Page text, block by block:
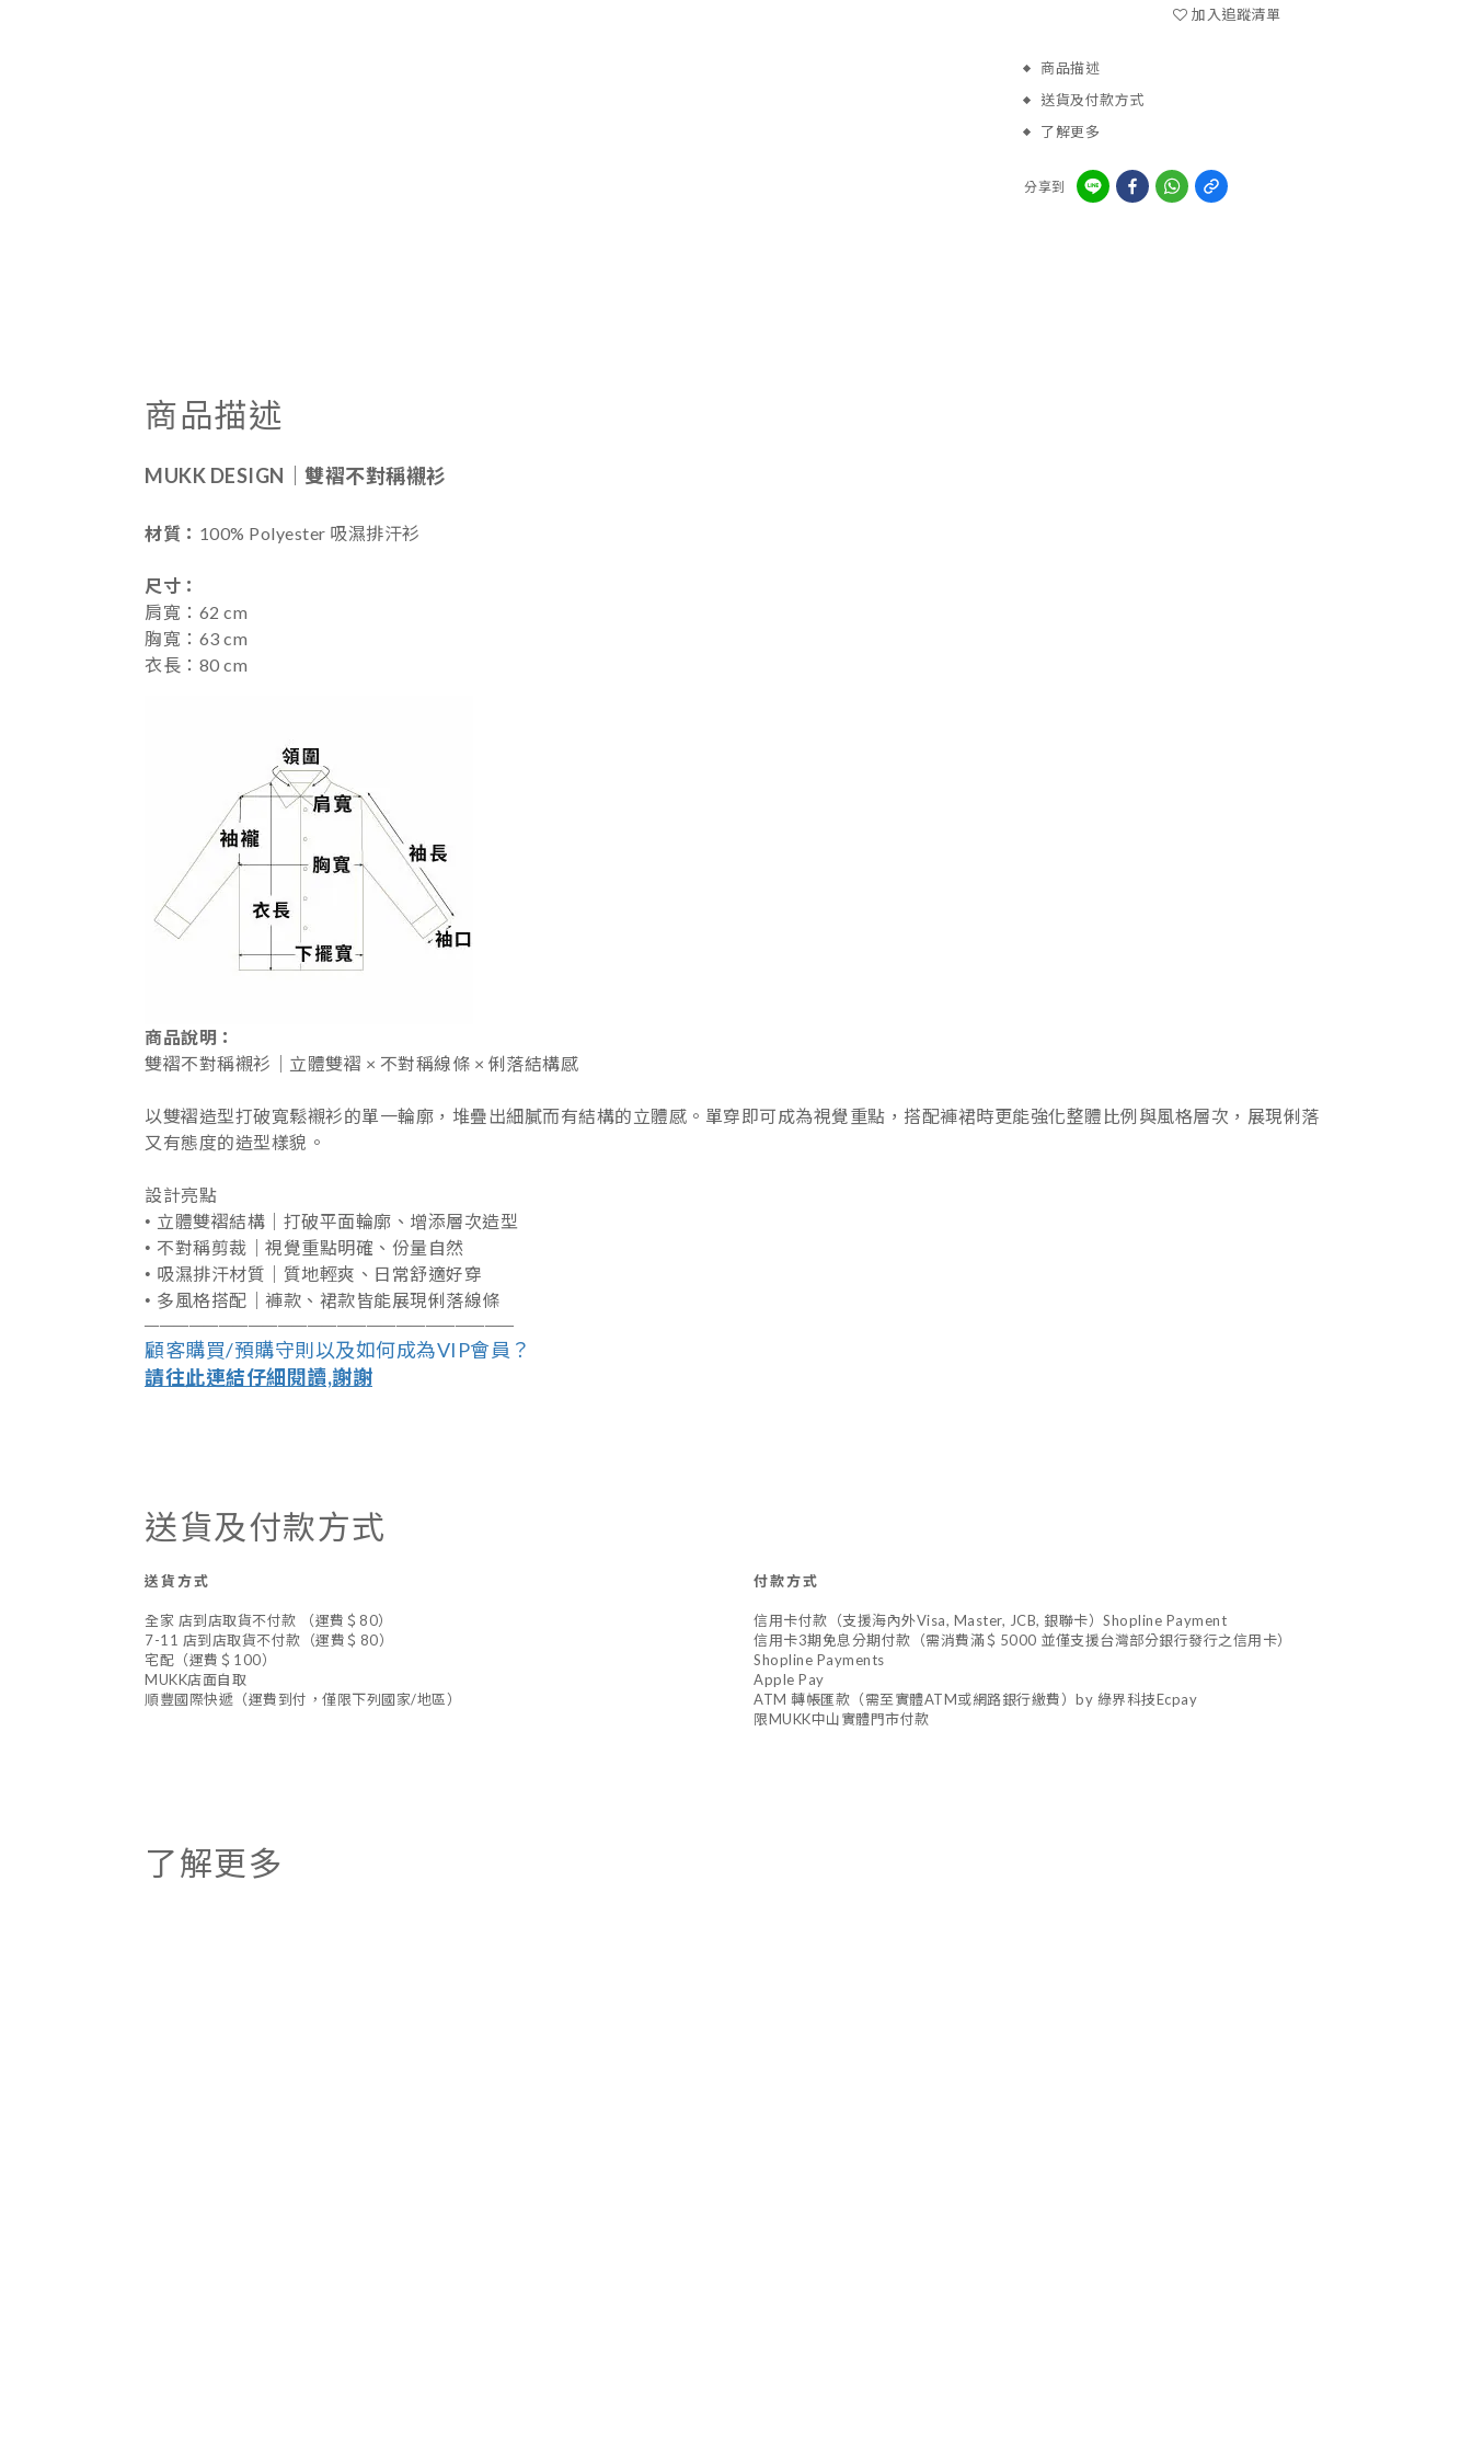
加入追蹤清單
商品描述
送貨及付款方式
了解更多
分享到
商品描述
MUKK DESIGN｜ 雙褶不對稱襯衫
材質： 100% Polyester 吸濕排汗衫
尺寸 ：
肩寬：62 cm
胸寬：63 cm
衣長：80 cm
商品說明：
雙褶不對稱襯衫｜立體雙褶 × 不對稱線條 × 俐落結構感
以雙褶造型打破寬鬆襯衫的單一輪廓，堆疊出細膩而有結構的立體感。單穿即可成為視覺重點，搭配褲裙時更能強化整體比例與風格層次，展現俐落
又有態度的造型樣貌。
設計亮點
• 立體雙褶結構｜打破平面輪廓、增添層次造型
• 不對稱剪裁｜視覺重點明確、份量自然
• 吸濕排汗材質｜質地輕爽、日常舒適好穿
• 多風格搭配｜褲款、裙款皆能展現俐落線條
―――――――――――――――――――――――――
顧客購買/預購守則以及如何成為VIP會員？
請往此連結仔細閱讀,謝謝
送貨及付款方式
送貨方式
全家 店到店取貨不付款 （運費＄80）
7-11 店到店取貨不付款（運費＄80）
宅配（運費＄100）
MUKK店面自取
順豐國際快遞（運費到付，僅限下列國家/地區）
付款方式
信用卡付款（支援海內外Visa, Master, JCB, 銀聯卡）Shopline Payment
信用卡3期免息分期付款（需消費滿＄5000 並僅支援台灣部分銀行發行之信用卡）
Shopline Payments
Apple Pay
ATM 轉帳匯款（需至實體ATM或網路銀行繳費）by 綠界科技Ecpay
限MUKK中山實體門市付款
了解更多